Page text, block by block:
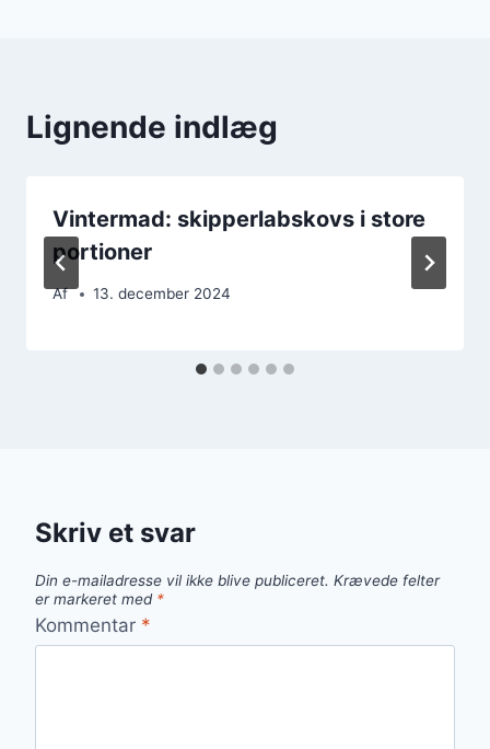
Lignende indlæg
Vintermad: skipperlabskovs i store
portioner
Af 13. december 2024
Skriv et svar
Din e-mailadresse vil ikke blive publiceret. Krævede felter
er markeret med *
Kommentar *